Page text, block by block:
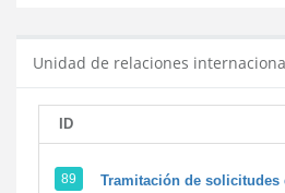
Unidad de relaciones
ID
89 Tramitación de solicitudes